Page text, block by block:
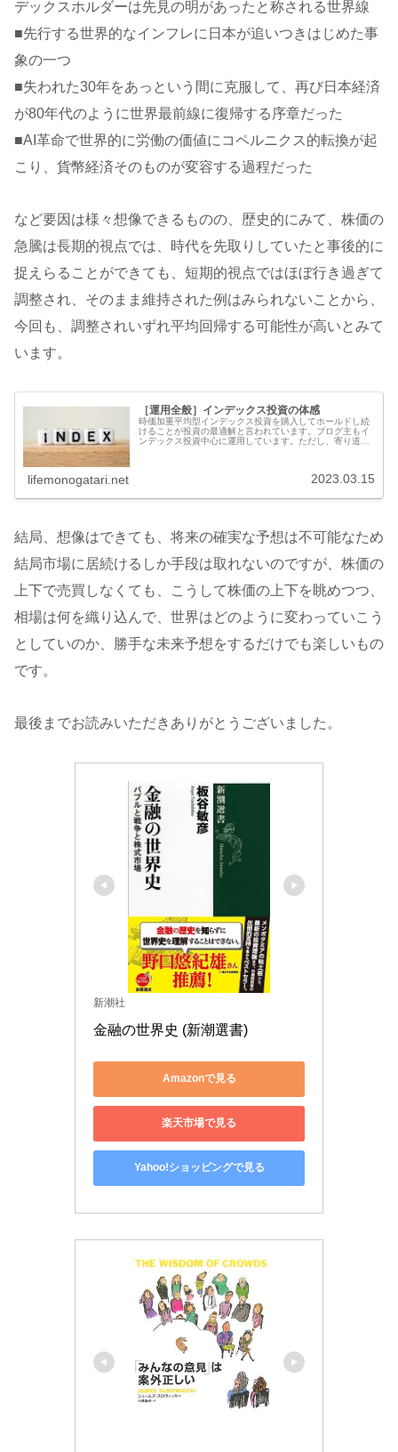
デックスホルダーは先見の明があったと称される世界線
■先行する世界的なインフレに日本が追いつきはじめた事
象の一つ
■失われた30年をあっという間に克服して、再び日本経済
が80年代のように世界最前線に復帰する序章だった
■AI革命で世界的に労働の価値にコペルニクス的転換が起
こり、貨幣経済そのものが変容する過程だった
など要因は様々想像できるものの、歴史的にみて、株価の
急騰は長期的視点では、時代を先取りしていたと事後的に
捉えらることができても、短期的視点ではほぼ行き過ぎて
調整され、そのまま維持された例はみられないことから、
今回も、調整されいずれ平均回帰する可能性が高いとみて
います。
［運用全般］インデックス投資の体感
時価加重平均型インデックス投資を購入してホールドし続
けることが投資の最適解と言われています。ブログ主もイ
ンデックス投資中心に運用しています。ただし、寄り道し
lifemonogatari.net 2023.03.15
結局、想像はできても、将来の確実な予想は不可能なため
結局市場に居続けるしか手段は取れないのですが、株価の
上下で売買しなくても、こうして株価の上下を眺めつつ、
相場は何を織り込んで、世界はどのように変わっていこう
としていのか、勝手な未来予想をするだけでも楽しいもの
です。
最後までお読みいただきありがとうございました。
新潮社
金融の世界史 (新潮選書)
Amazonで見る
楽天市場で見る
Yahoo!ショッピングで見る